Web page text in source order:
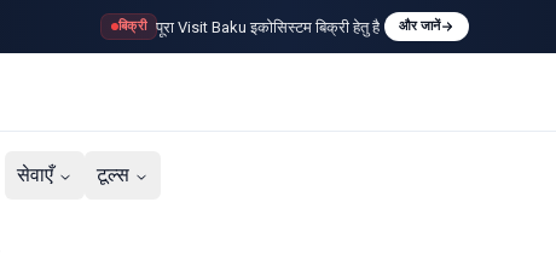
बिक्री पूरा Visit Baku इकोसिस्टम बिक्री हेतु है और जानें
सेवाएँ टूल्स